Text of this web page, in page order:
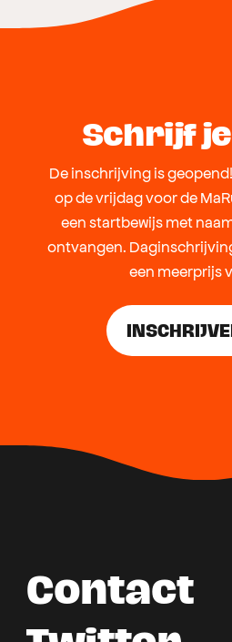
Schrijf
De inschrijving is
op de vrijdag voor de
een startbewijs met
ontvangen.
een meerprijs
Contact